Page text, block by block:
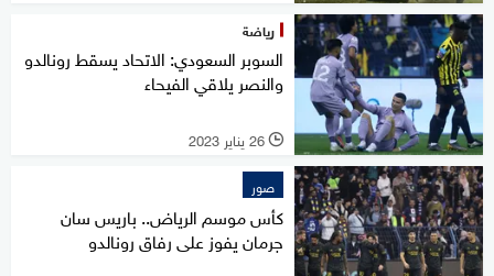
رياضة
السوبر السعودي: الاتحاد يسقط رونالدو
والنصر يلاقي الفيحاء
l 26 يناير 2023
صور
كأس موسم الرياض.. باريس سان
جرمان يفوز على رفاق رونالدو